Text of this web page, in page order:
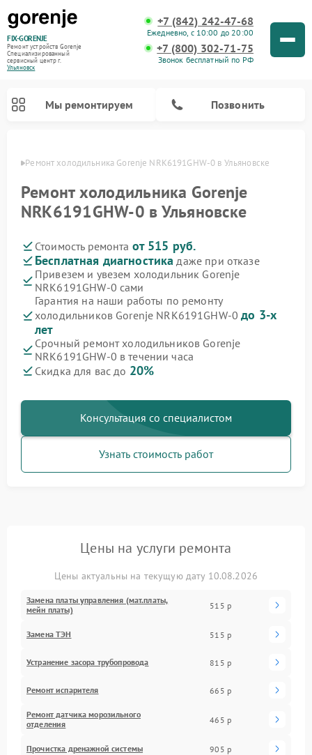
FIX-GORENJE
Ремонт устройств Gorenje
Специализированный
cервисный центр г.
Ульяновск
+7 (842) 242-47-68
Ежедневно, с 10:00 до 20:00
+7 (800) 302-71-75
Звонок бесплатный по РФ
Мы ремонтируем Позвонить
Ремонт холодильника Gorenje NRK6191GHW-0 в Ульяновске
Ремонт холодильника Gorenje
NRK6191GHW-0 в Ульяновске
Стоимость ремонта от 515 руб.
Бесплатная диагностика даже при отказе
Привезем и увезем холодильник Gorenje
NRK6191GHW-0 сами
Гарантия на наши работы по ремонту
холодильников Gorenje NRK6191GHW-0до 3-х
лет
Срочный ремонт холодильников Gorenje
NRK6191GHW-0 в течении часа
Скидка для вас до 20%
Консультация со специалистом
Узнать стоимость работ
Цены на услуги ремонта
Цены актуальны на текущую дату 10.08.2026
Замена платы управления (мат.платы,
мейн платы)
515 р
Замена ТЭН 515 р
Устранение засора трубопровода 815 р
Ремонт испарителя 665 р
Ремонт датчика морозильного
отделения
465 р
Прочистка дренажной системы 905 р